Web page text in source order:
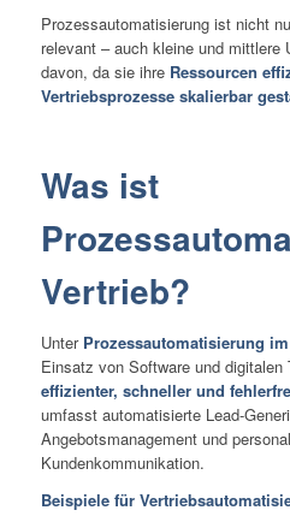
Prozessautomatisierung ist nicht
relevant – auch kleine und mittlere
davon, da sie ihre Ressourcen
Vertriebsprozesse skalierbar
Was ist
Vertrieb?
Unter Prozessautomatisierung
Einsatz von Software und
effizienter, schneller und
umfasst automatisierte Lead-
Angebotsmanagement und
Kundenkommunikation.
Beispiele für